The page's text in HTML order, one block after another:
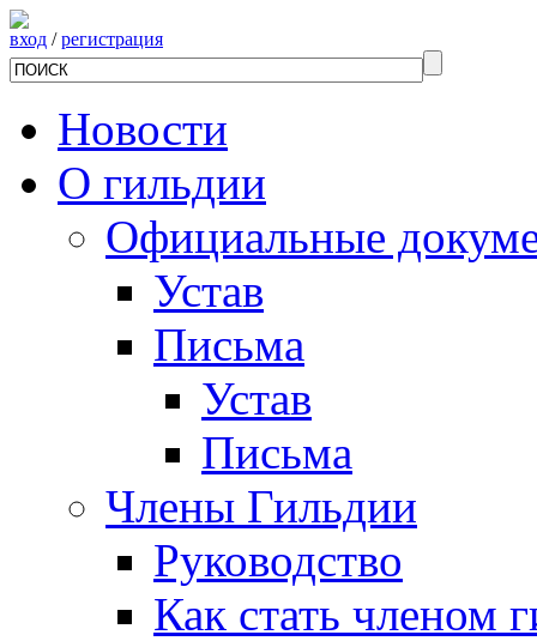
вход /регистрация
Новости
О гильдии
Официальные
Устав
Письма
Устав
Письма
Члены Гильдии
Руководство
Как стать членом